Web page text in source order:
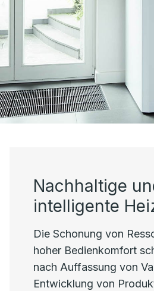
Nachhaltige
intelligente
Die Schonung von
hoher Bedienkomfort
nach Auffassung von
Entwicklung von